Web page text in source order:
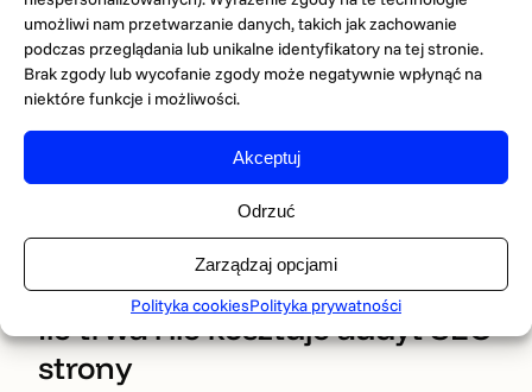
umożliwi nam przetwarzanie danych, takich jak zachowanie
podczas przeglądania lub unikalne identyfikatory na tej stronie.
Brak zgody lub wycofanie zgody może negatywnie wpłynąć na
niektóre funkcje i możliwości.
Akceptuj
Odrzuć
Zarządzaj opcjami
Polityka cookiesPolityka prywatności
Brak linkowania wewnętrznego — ważne podstrony są
„osierocone”.
Problemy z indeksacją po nieudanej migracji lub
przebudowie.
Wiele z tych pułapek pojawia się już na etapie budowy
najczęstszych błędach przy tworzeniu strony
WordPress— warto poznać je, zanim w ogóle dojdzie
Ile trwa i ile kosztuje audyt SEO
strony